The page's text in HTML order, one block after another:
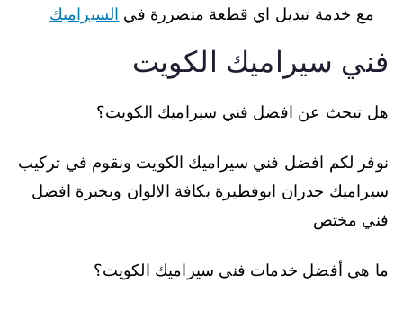
مع خدمة تبديل اي قطعة متضررة في السيراميك
فني سيراميك الكويت
هل تبحث عن افضل فني سيراميك الكويت؟
نوفر لكم افضل فني سيراميك الكويت ونقوم في تركيب
سيراميك جدران ابوفطيرة بكافة الالوان وبخبرة افضل
فني مختص
ما هي أفضل خدمات فني سيراميك الكويت؟